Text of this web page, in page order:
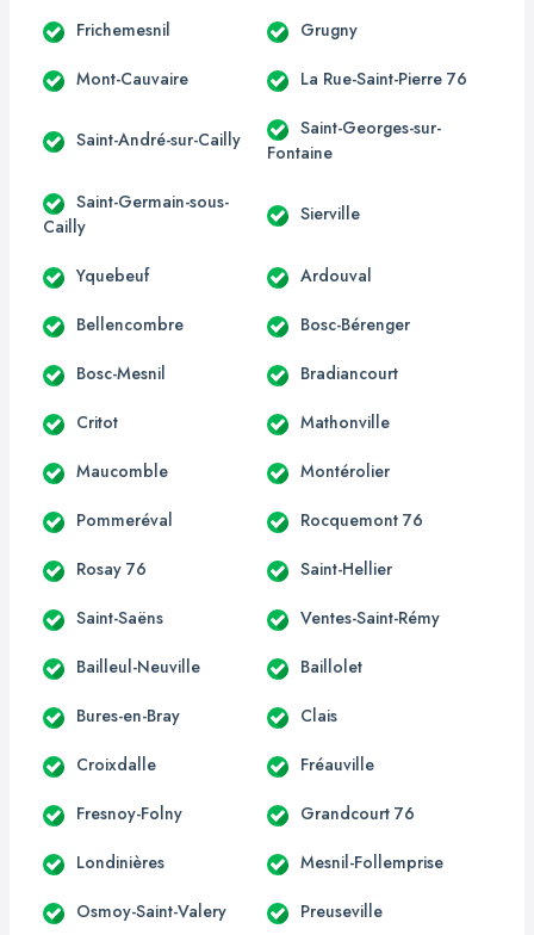
Frichemesnil Grugny
Mont-Cauvaire La Rue-Saint-Pierre 76
Saint-André-sur-Cailly
Saint-Georges-sur-
Fontaine
Saint-Germain-sous-
Cailly
Sierville
Yquebeuf Ardouval
Bellencombre Bosc-Bérenger
Bosc-Mesnil Bradiancourt
Critot Mathonville
Maucomble Montérolier
Pommeréval Rocquemont 76
Rosay 76 Saint-Hellier
Saint-Saëns Ventes-Saint-Rémy
Bailleul-Neuville Baillolet
Bures-en-Bray Clais
Croixdalle Fréauville
Fresnoy-Folny Grandcourt 76
Londinières Mesnil-Follemprise
Osmoy-Saint-Valery Preuseville